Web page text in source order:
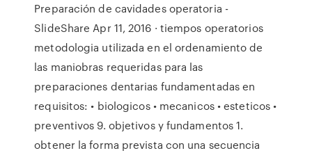
Preparación de cavidades operatoria -
SlideShare Apr 11, 2016 · tiempos operatorios
metodologia utilizada en el ordenamiento de
las maniobras requeridas para las
preparaciones dentarias fundamentadas en
requisitos: • biologicos • mecanicos • esteticos •
preventivos 9. objetivos y fundamentos 1.
obtener la forma prevista con una secuencia